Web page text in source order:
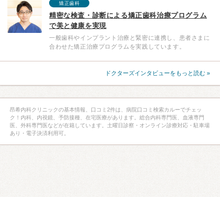
矯正歯科
精密な検査・診断による矯正歯科治療プログラム
で美と健康を実現
一般歯科やインプラント治療と緊密に連携し、患者さまに
合わせた矯正治療プログラムを実践しています。
ドクターズインタビューをもっと読む »
昂希内科クリニックの基本情報、口コミ2件は、病院口コミ検索カルーでチェッ
ク！内科、内視鏡、予防接種、在宅医療があります。総合内科専門医、血液専門
医、外科専門医などが在籍しています。土曜日診察・オンライン診療対応・駐車場
あり・電子決済利用可。